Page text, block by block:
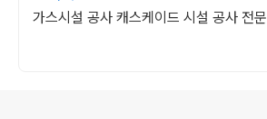
가스시설 공사 캐스케이드 시설 공사 전문